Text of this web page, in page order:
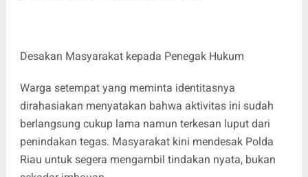
Desakan Masyarakat kepada Penegak Hukum
Warga setempat yang meminta identitasnya
dirahasiakan menyatakan bahwa aktivitas ini sudah
berlangsung cukup lama namun terkesan luput dari
penindakan tegas. Masyarakat kini mendesak Polda
Riau untuk segera mengambil tindakan nyata, bukan